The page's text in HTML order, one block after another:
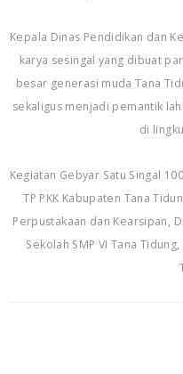
Kepala Dinas Pendidikan dan
karya sesingal yang dibuat
besar generasi muda Tana
sekaligus menjadi pemantik
di
Kegiatan Gebyar Satu Singal
TP PKK Kabupaten Tana
Perpustakaan dan Kearsipan,
Sekolah SMP VI Tana